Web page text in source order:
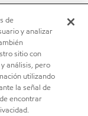
y manténgase
de
y analizar
sitio con
análisis, pero
utilizando
la señal de
encontrar